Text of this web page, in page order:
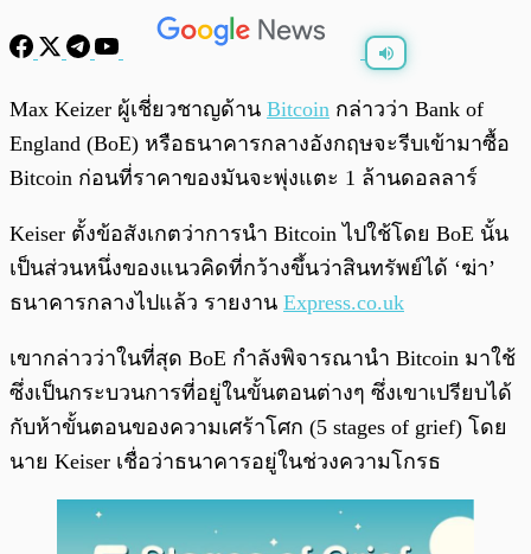
พร้อมเล่น
Max Keizer ผู้เชี่ยวชาญด้าน Bitcoin กล่าวว่า Bank of
England (BoE) หรือธนาคารกลางอังกฤษจะรีบเข้ามาซื้อ
Bitcoin ก่อนที่ราคาของมันจะพุ่งแตะ 1 ล้านดอลลาร์
Keiser ตั้งข้อสังเกตว่าการนำ Bitcoin ไปใช้โดย BoE นั้น
เป็นส่วนหนึ่งของแนวคิดที่กว้างขึ้นว่าสินทรัพย์ได้ ‘ฆ่า’
ธนาคารกลางไปแล้ว รายงาน Express.co.uk
เขากล่าวว่าในที่สุด BoE กำลังพิจารณานำ Bitcoin มาใช้
ซึ่งเป็นกระบวนการที่อยู่ในขั้นตอนต่างๆ ซึ่งเขาเปรียบได้
กับห้าขั้นตอนของความเศร้าโศก (5 stages of grief) โดย
นาย Keiser เชื่อว่าธนาคารอยู่ในช่วงความโกรธ